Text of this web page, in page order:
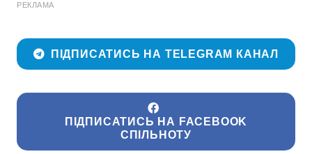
РЕКЛАМА
ПІДПИСАТИСЬ НА TELEGRAM КАНАЛ
ПІДПИСАТИСЬ НА FACEBOOK
СПІЛЬНОТУ